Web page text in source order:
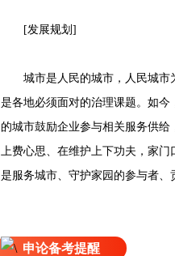
[发展规划]
城市是人民的城市，人民城市为
是各地必须面对的治理课题。如
的城市鼓励企业参与相关服务供
上费心思、在维护上下功夫，家
是服务城市、守护家园的参与者、
申论备考提醒